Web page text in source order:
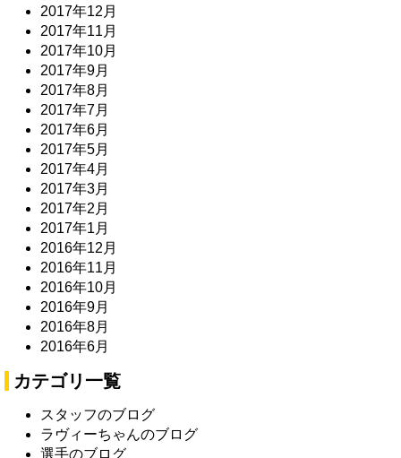
2017年12月
2017年11月
2017年10月
2017年9月
2017年8月
2017年7月
2017年6月
2017年5月
2017年4月
2017年3月
2017年2月
2017年1月
2016年12月
2016年11月
2016年10月
2016年9月
2016年8月
2016年6月
カテゴリ一覧
スタッフのブログ
ラヴィーちゃんのブログ
選手のブログ